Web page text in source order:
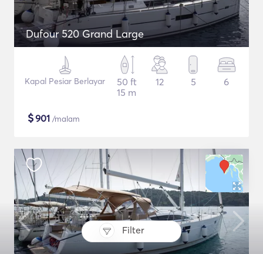
Filter
Dufour 520 Grand Large
Kapal Pesiar Berlayar
50 ft
15 m
12 5 6
$901 /malam